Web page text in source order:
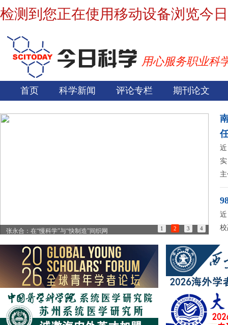
检测到您正在使用移动设备浏览今
用心服务职业科
首页 科学新闻 评论专栏 期刊论文
张永合：在“慢科学”与“快制造”间织网 85
1 2 3 4